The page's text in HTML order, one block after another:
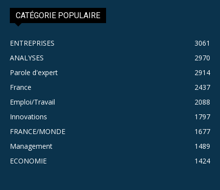
CATÉGORIE POPULAIRE
ENTREPRISES
3061
ANALYSES
2970
Parole d'expert
2914
France
2437
Emploi/Travail
2088
Innovations
1797
FRANCE/MONDE
1677
Management
1489
ECONOMIE
1424